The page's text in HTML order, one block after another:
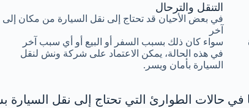
التنقل والترحال
في بعض الأحيان قد تحتاج إلى نقل السيارة من مكان إلى
آخر
سواء كان ذلك بسبب السفر أو البيع أو أي سبب آخر
في هذه الحالة، يمكن الاعتماد على شركة ونش لنقل
السيارة بأمان ويسر.
حالات الطوارئ التي تحتاج إلى نقل